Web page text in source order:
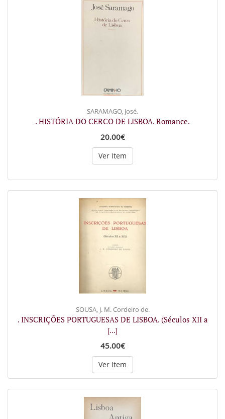
SARAMAGO, José.
. HISTÓRIA DO CERCO DE LISBOA. Romance.
20.00€
Ver Item
SOUSA, J. M. Cordeiro de.
. INSCRIÇÕES PORTUGUESAS DE LISBOA. (Séculos XII a
[...]
45.00€
Ver Item